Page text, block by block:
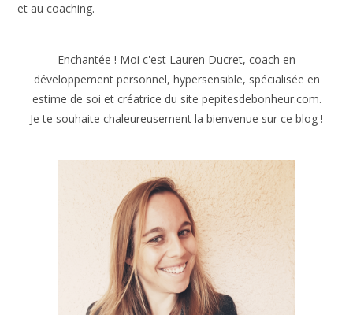
et au coaching.
Enchantée ! Moi c'est Lauren Ducret, coach en
développement personnel, hypersensible, spécialisée en
estime de soi et créatrice du site pepitesdebonheur.com.
Je te souhaite chaleureusement la bienvenue sur ce blog !